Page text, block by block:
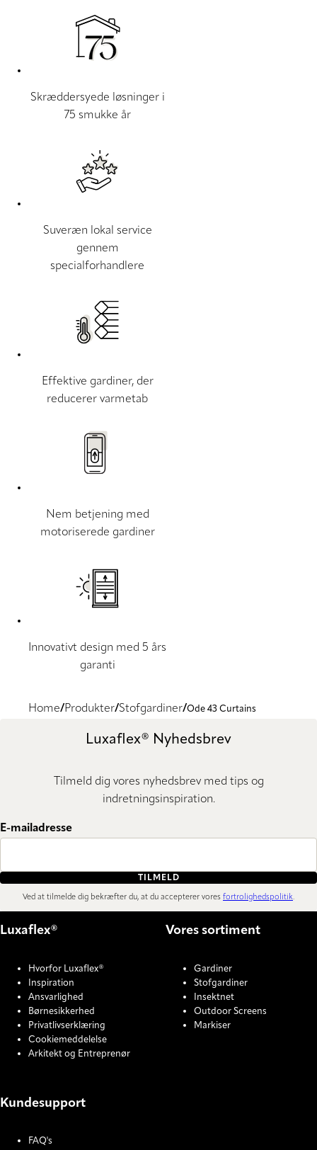
Skræddersyede løsninger i
75 smukke år
Suveræn lokal service
gennem
specialforhandlere
Effektive gardiner, der
reducerer varmetab
Nem betjening med
motoriserede gardiner
Innovativt design med 5 års
garanti
Home Produkter Stofgardiner Ode 43 Curtains
Luxaflex® Nyhedsbrev
Tilmeld dig vores nyhedsbrev med tips og
indretningsinspiration.
E-mailadresse
TILMELD
Ved at tilmelde dig bekræfter du, at du accepterer vores fortrolighedspolitik.
Luxaflex®
Hvorfor Luxaflex®
Inspiration
Ansvarlighed
Børnesikkerhed
Privatlivserklæring
Cookiemeddelelse
Arkitekt og Entreprenør
Vores sortiment
Gardiner
Stofgardiner
Insektnet
Outdoor Screens
Markiser
Kundesupport
FAQ's